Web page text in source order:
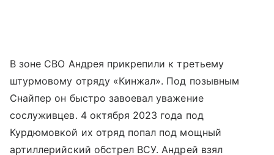
В зоне СВО Андрея прикрепили к третьему
штурмовому отряду «Кинжал». Под позывным
Снайпер он быстро завоевал уважение
сослуживцев. 4 октября 2023 года под
Курдюмовкой их отряд попал под мощный
артиллерийский обстрел ВСУ. Андрей взял